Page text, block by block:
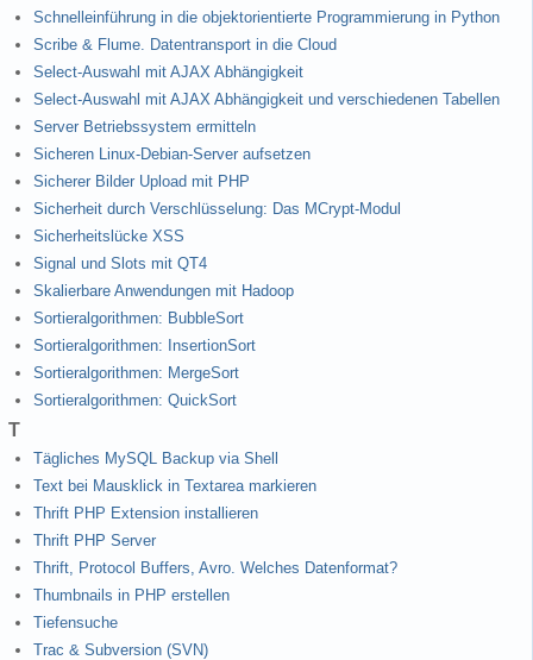
Schnelleinführung in die objektorientierte Programmierung in Python
Scribe & Flume. Datentransport in die Cloud
Select-Auswahl mit AJAX Abhängigkeit
Select-Auswahl mit AJAX Abhängigkeit und verschiedenen Tabellen
Server Betriebssystem ermitteln
Sicheren Linux-Debian-Server aufsetzen
Sicherer Bilder Upload mit PHP
Sicherheit durch Verschlüsselung: Das MCrypt-Modul
Sicherheitslücke XSS
Signal und Slots mit QT4
Skalierbare Anwendungen mit Hadoop
Sortieralgorithmen: BubbleSort
Sortieralgorithmen: InsertionSort
Sortieralgorithmen: MergeSort
Sortieralgorithmen: QuickSort
T
Tägliches MySQL Backup via Shell
Text bei Mausklick in Textarea markieren
Thrift PHP Extension installieren
Thrift PHP Server
Thrift, Protocol Buffers, Avro. Welches Datenformat?
Thumbnails in PHP erstellen
Tiefensuche
Trac & Subversion (SVN)